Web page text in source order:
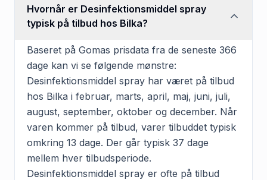
Hvornår er Desinfektionsmiddel spray
typisk på tilbud hos Bilka?
Baseret på Gomas prisdata fra de seneste 366
dage kan vi se følgende mønstre:
Desinfektionsmiddel spray har været på tilbud
hos Bilka i februar, marts, april, maj, juni, juli,
august, september, oktober og december. Når
varen kommer på tilbud, varer tilbuddet typisk
omkring 13 dage. Der går typisk 37 dage
mellem hver tilbudsperiode.
Desinfektionsmiddel spray er ofte på tilbud